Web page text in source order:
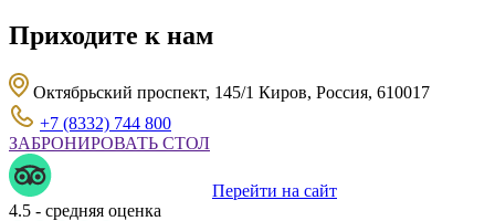
Приходите к нам
Октябрьский проспект, 145/1 Киров, Россия, 610017
+7 (8332) 744 800
ЗАБРОНИРОВАТЬ СТОЛ
Перейти на сайт
4.5 - средняя оценка